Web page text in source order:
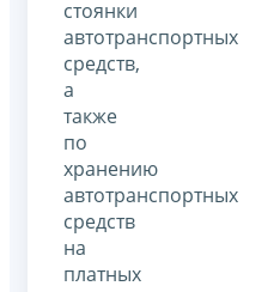
стоянки
автотранспортных
средств,
а
также
по
хранению
автотранспортных
средств
на
платных